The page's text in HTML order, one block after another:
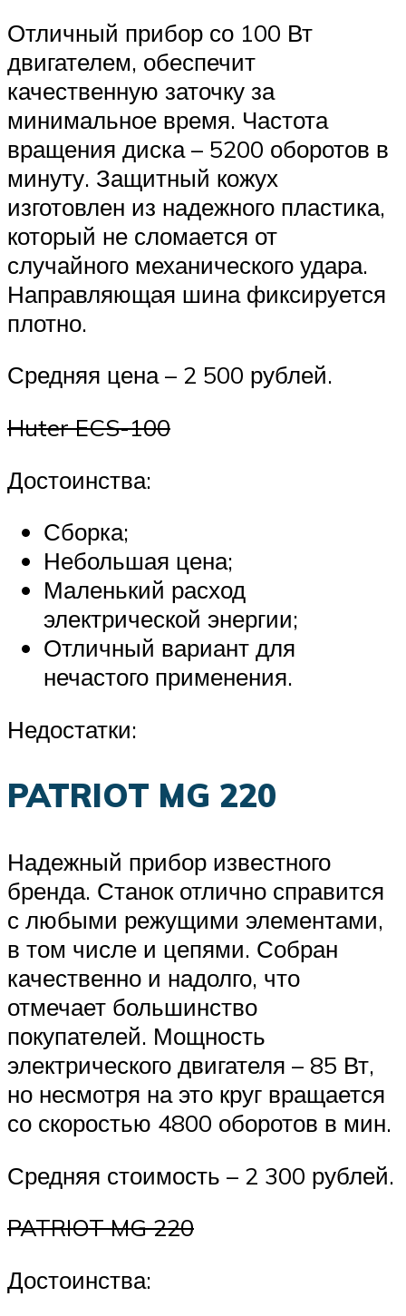
Отличный прибор со 100 Вт
двигателем, обеспечит
качественную заточку за
минимальное время. Частота
вращения диска – 5200 оборотов в
минуту. Защитный кожух
изготовлен из надежного пластика,
который не сломается от
случайного механического удара.
Направляющая шина фиксируется
плотно.
Средняя цена – 2 500 рублей.
Huter ECS-100
Достоинства:
Сборка;
Небольшая цена;
Маленький расход
электрической энергии;
Отличный вариант для
нечастого применения.
Недостатки:
PATRIOT MG 220
Надежный прибор известного
бренда. Станок отлично справится
с любыми режущими элементами,
в том числе и цепями. Собран
качественно и надолго, что
отмечает большинство
покупателей. Мощность
электрического двигателя – 85 Вт,
но несмотря на это круг вращается
со скоростью 4800 оборотов в мин.
Средняя стоимость – 2 300 рублей.
PATRIOT MG 220
Достоинства: